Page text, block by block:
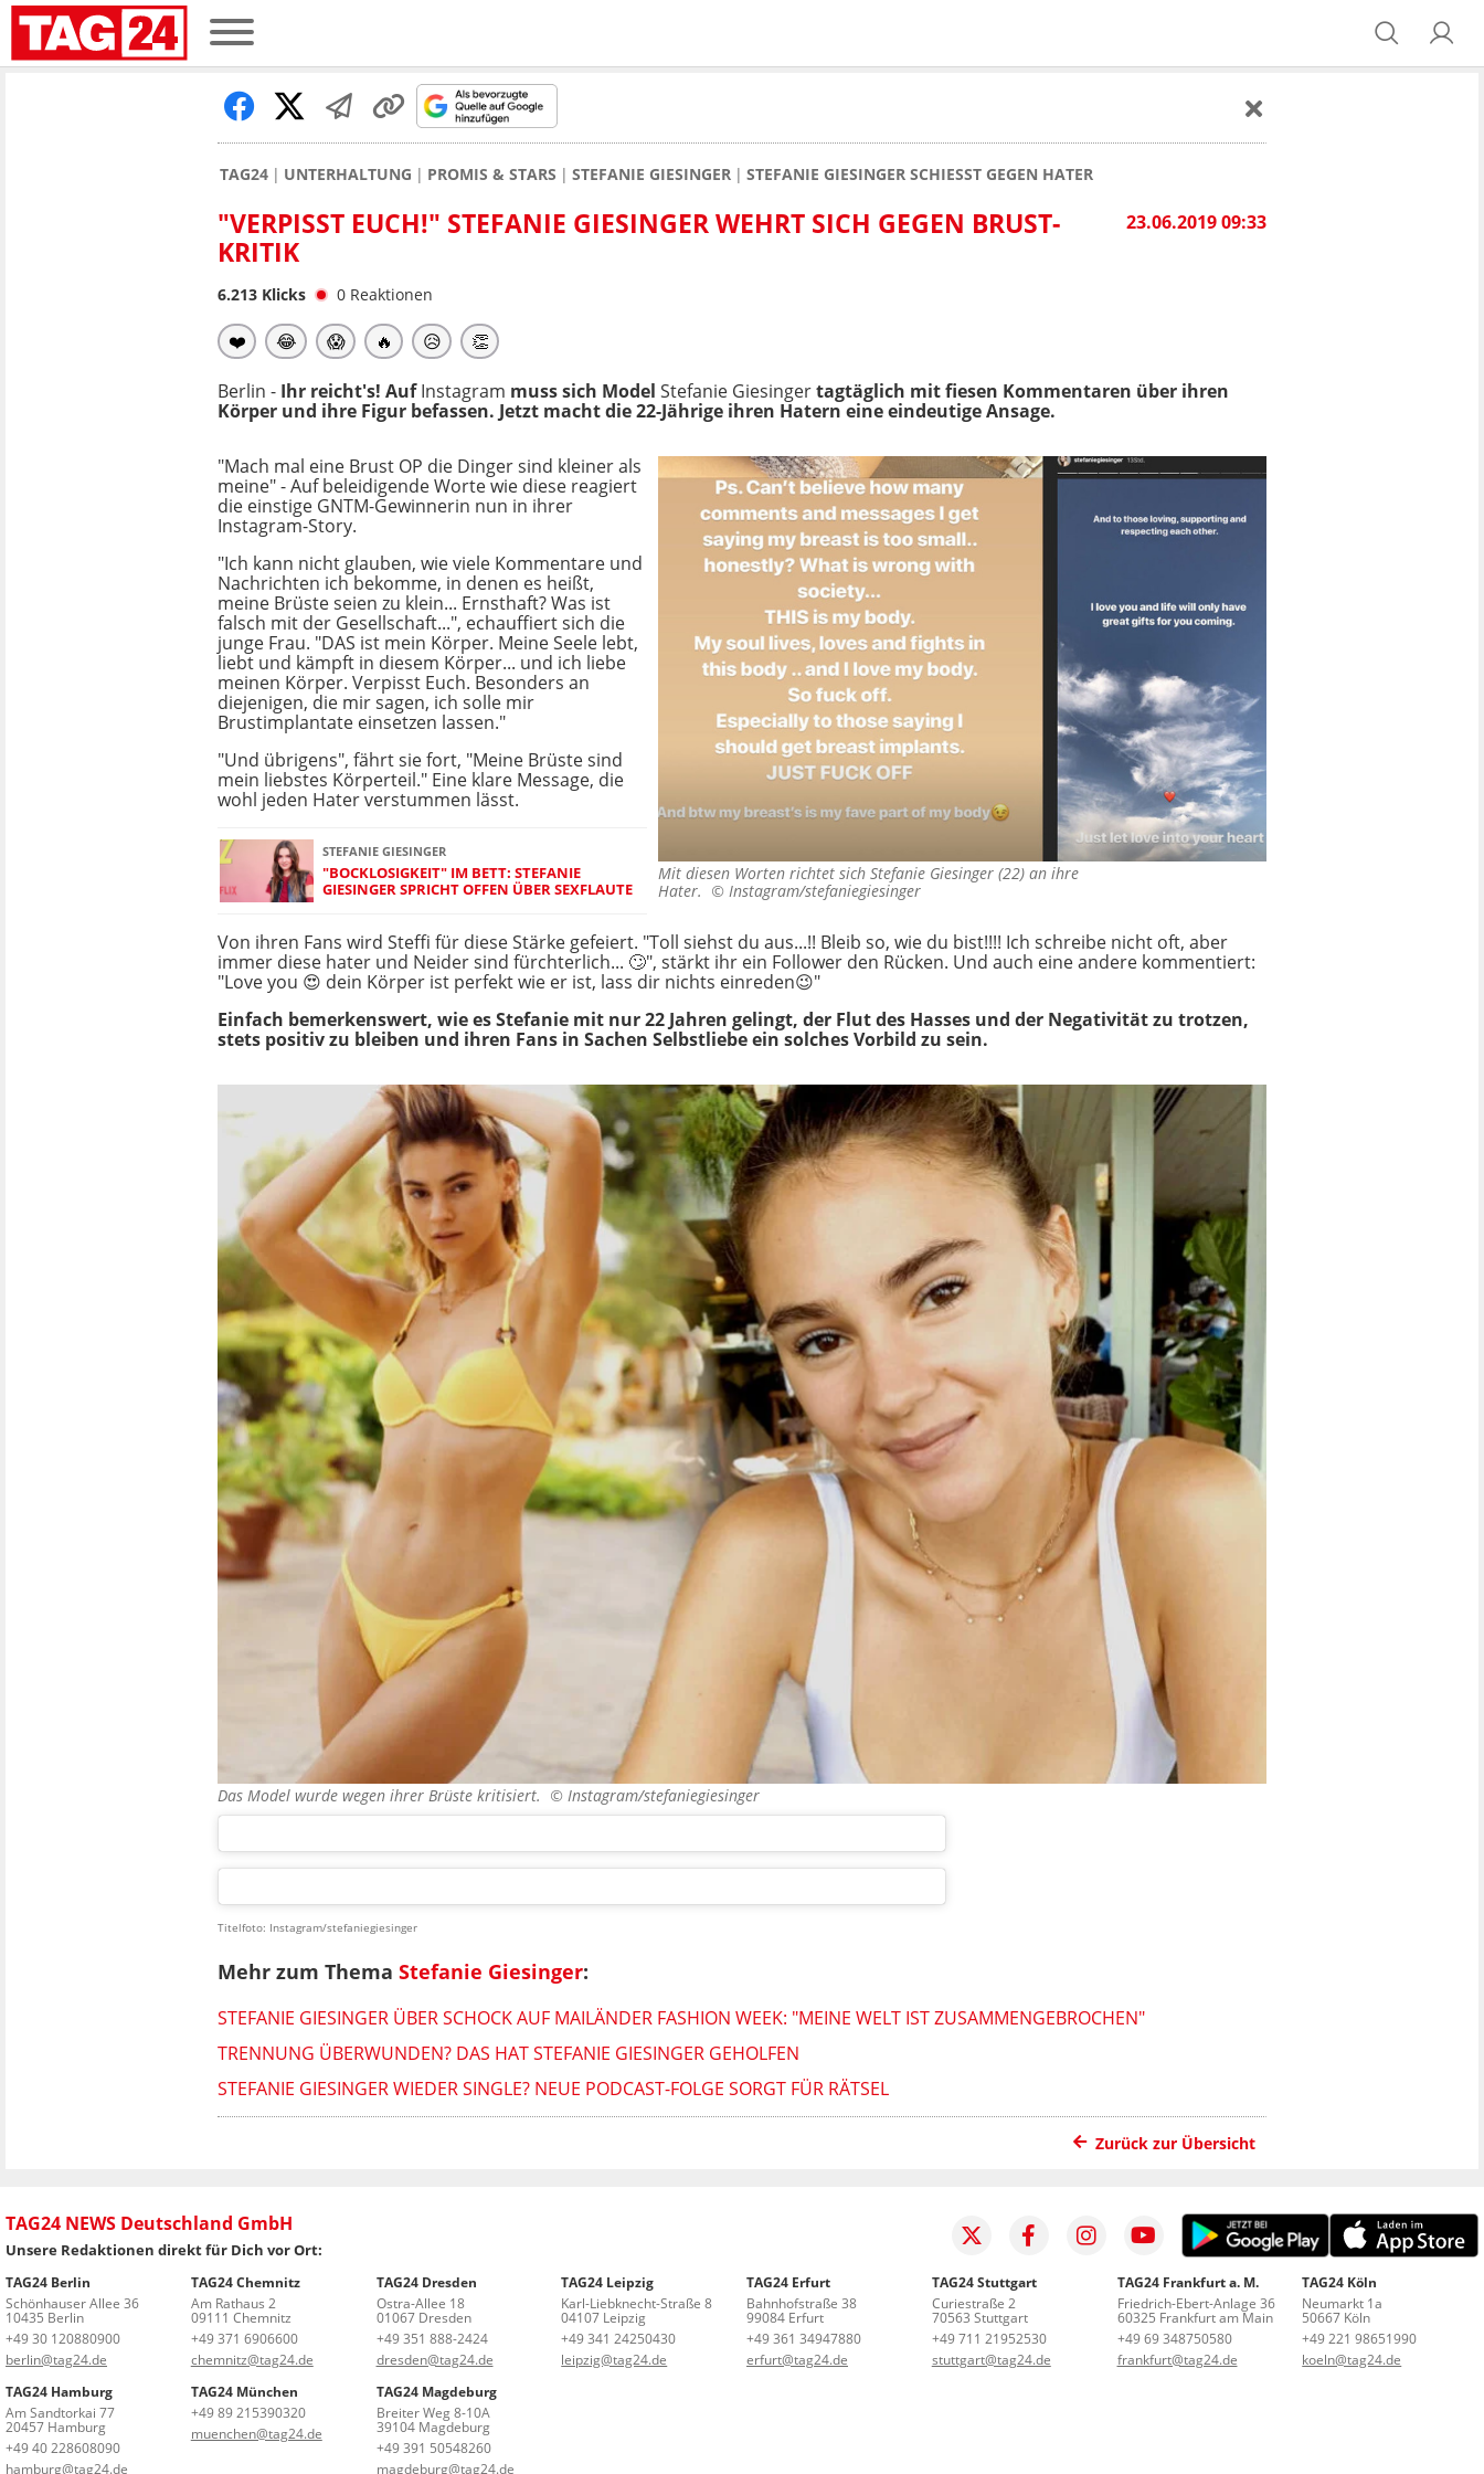
TAG24 UNTERHALTUNG PROMIS & STARS STEFANIE GIESINGER STEFANIE GIESINGER SCHIESST GEGEN HATER
23.06.2019 09:33
"VERPISST EUCH!" STEFANIE GIESINGER WEHRT SICH GEGEN BRUST-
KRITIK
6.213 Klicks 0 Reaktionen
❤️ 😂 😱 🔥 😥 👏
Berlin - Ihr reicht's! AufInstagram muss sich Model Stefanie Giesingertagtäglich mit fiesen Kommentaren über ihren
Körper und ihre Figur befassen. Jetzt macht die 22-Jährige ihren Hatern eine eindeutige Ansage.
Mit diesen Worten richtet sich Stefanie Giesinger (22) an ihre
Hater. © Instagram/stefaniegiesinger
"Mach mal eine Brust OP die Dinger sind kleiner als
meine" - Auf beleidigende Worte wie diese reagiert
die einstige GNTM-Gewinnerin nun in ihrer
Instagram-Story.
"Ich kann nicht glauben, wie viele Kommentare und
Nachrichten ich bekomme, in denen es heißt,
meine Brüste seien zu klein... Ernsthaft? Was ist
falsch mit der Gesellschaft...", echauffiert sich die
junge Frau. "DAS ist mein Körper. Meine Seele lebt,
liebt und kämpft in diesem Körper... und ich liebe
meinen Körper. Verpisst Euch. Besonders an
diejenigen, die mir sagen, ich solle mir
Brustimplantate einsetzen lassen."
"Und übrigens", fährt sie fort, "Meine Brüste sind
mein liebstes Körperteil." Eine klare Message, die
wohl jeden Hater verstummen lässt.
STEFANIE GIESINGER
"BOCKLOSIGKEIT" IM BETT: STEFANIE
GIESINGER SPRICHT OFFEN ÜBER SEXFLAUTE
Von ihren Fans wird Steffi für diese Stärke gefeiert. "Toll siehst du aus...!! Bleib so, wie du bist!!!! Ich schreibe nicht oft, aber
immer diese hater und Neider sind fürchterlich... 🙄", stärkt ihr ein Follower den Rücken. Und auch eine andere kommentiert:
"Love you 😍 dein Körper ist perfekt wie er ist, lass dir nichts einreden😉"
Einfach bemerkenswert, wie es Stefanie mit nur 22 Jahren gelingt, der Flut des Hasses und der Negativität zu trotzen,
stets positiv zu bleiben und ihren Fans in Sachen Selbstliebe ein solches Vorbild zu sein.
Das Model wurde wegen ihrer Brüste kritisiert. © Instagram/stefaniegiesinger
Titelfoto: Instagram/stefaniegiesinger
Mehr zum Thema Stefanie Giesinger:
STEFANIE GIESINGER ÜBER SCHOCK AUF MAILÄNDER FASHION WEEK: "MEINE WELT IST ZUSAMMENGEBROCHEN"
TRENNUNG ÜBERWUNDEN? DAS HAT STEFANIE GIESINGER GEHOLFEN
STEFANIE GIESINGER WIEDER SINGLE? NEUE PODCAST-FOLGE SORGT FÜR RÄTSEL
Zurück zur Übersicht
TAG24 NEWS Deutschland GmbH
Unsere Redaktionen direkt für Dich vor Ort:
TAG24 Berlin
Schönhauser Allee 36
10435 Berlin
+49 30 120880900
berlin@tag24.de
TAG24 Chemnitz
Am Rathaus 2
09111 Chemnitz
+49 371 6906600
chemnitz@tag24.de
TAG24 Dresden
Ostra-Allee 18
01067 Dresden
+49 351 888-2424
dresden@tag24.de
TAG24 Leipzig
Karl-Liebknecht-Straße 8
04107 Leipzig
+49 341 24250430
leipzig@tag24.de
TAG24 Erfurt
Bahnhofstraße 38
99084 Erfurt
+49 361 34947880
erfurt@tag24.de
TAG24 Stuttgart
Curiestraße 2
70563 Stuttgart
+49 711 21952530
stuttgart@tag24.de
TAG24 Frankfurt a. M.
Friedrich-Ebert-Anlage 36
60325 Frankfurt am Main
+49 69 348750580
frankfurt@tag24.de
TAG24 Köln
Neumarkt 1a
50667 Köln
+49 221 98651990
koeln@tag24.de
TAG24 Hamburg
Am Sandtorkai 77
20457 Hamburg
+49 40 228608090
hamburg@tag24.de
TAG24 München
+49 89 215390320
muenchen@tag24.de
TAG24 Magdeburg
Breiter Weg 8-10A
39104 Magdeburg
+49 391 50548260
magdeburg@tag24.de